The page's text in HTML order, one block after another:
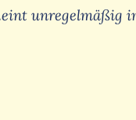
unregelmäßig